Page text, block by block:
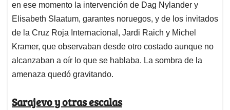
en ese momento la intervención de Dag Nylander y
Elisabeth Slaatum, garantes noruegos, y de los invitados
de la Cruz Roja Internacional, Jardi Raich y Michel
Kramer, que observaban desde otro costado aunque no
alcanzaban a oír lo que se hablaba. La sombra de la
amenaza quedó gravitando.
Sarajevo y otras escalas